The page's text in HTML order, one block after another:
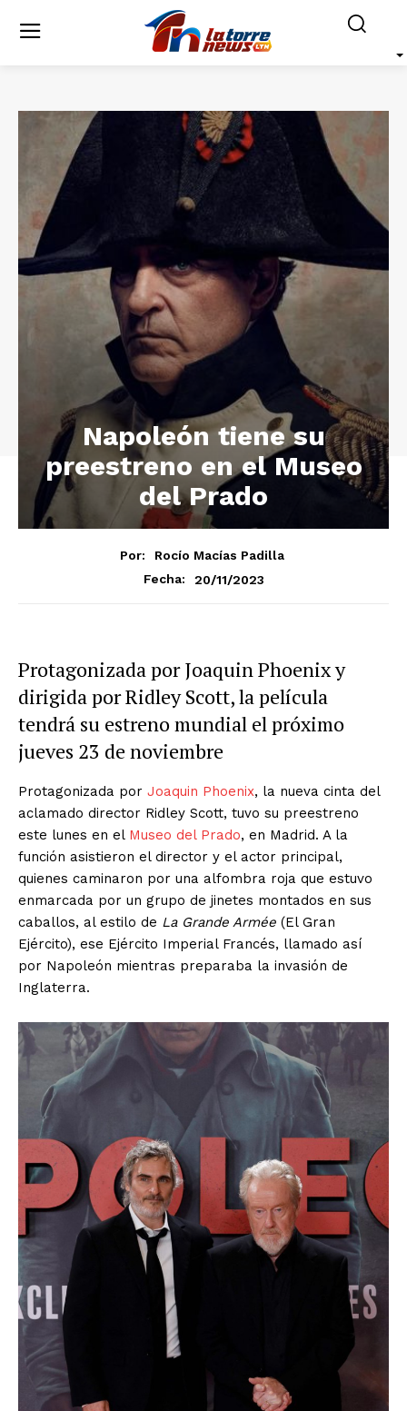
Napoleón tiene su
preestreno en el Museo
del Prado
Por:
Rocío Macías Padilla
Fecha:
20/11/2023
Protagonizada por Joaquin Phoenix y
dirigida por Ridley Scott, la película
tendrá su estreno mundial el próximo
jueves 23 de noviembre
Protagonizada por Joaquin Phoenix, la nueva cinta del
aclamado director Ridley Scott, tuvo su preestreno
este lunes en el Museo del Prado, en Madrid. A la
función asistieron el director y el actor principal,
quienes caminaron por una alfombra roja que estuvo
enmarcada por un grupo de jinetes montados en sus
caballos, al estilo de La Grande Armée (El Gran
Ejército), ese Ejército Imperial Francés, llamado así
por Napoleón mientras preparaba la invasión de
Inglaterra.